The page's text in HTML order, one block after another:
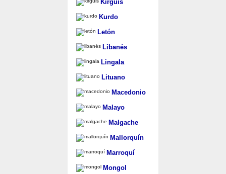
Kirguís
Kurdo
Letón
Libanés
Lingala
Lituano
Macedonio
Malayo
Malgache
Mallorquín
Marroquí
Mongol